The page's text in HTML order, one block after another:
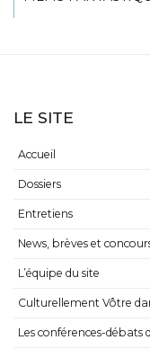
LE SITE
Accueil
Dossiers
Entretiens
News, brèves et
L’équipe du site
Culturellement Vôtre
Les conférences-